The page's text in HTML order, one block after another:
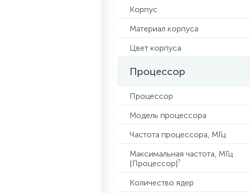
Корпус
Материал корпуса
Цвет корпуса
Процессор
Процессор
Модель процессора
Частота процессора, МГц
Максимальная частота, МГц
[Процессор]?
Количество ядер